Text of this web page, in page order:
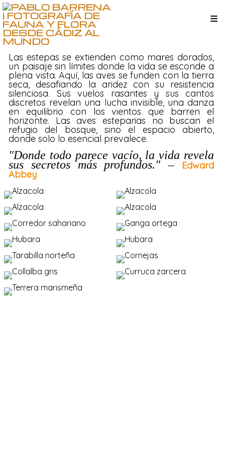
Las estepas se extienden como mares dorados,
un paisaje sin límites donde la vida se esconde a
plena vista. Aquí, las aves se funden con la tierra
seca, desafiando la aridez con su resistencia
silenciosa. Sus vuelos rasantes y sus cantos
discretos revelan una lucha invisible, una danza
en equilibrio con los vientos que barren el
horizonte. Las aves esteparias no buscan el
refugio del bosque, sino el espacio abierto,
donde solo lo esencial prevalece.
"Donde todo parece vacío, la vida revela
sus secretos más profundos." — Edward
Abbey